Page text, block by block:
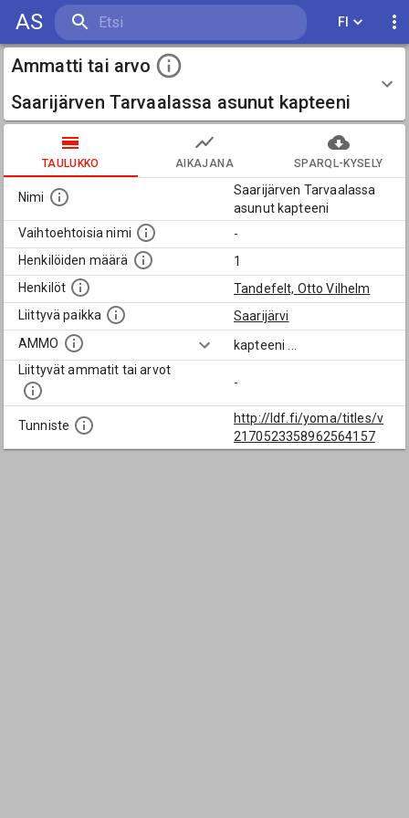
AS FI
Ammatti tai arvo
Saarijärven Tarvaalassa asunut kapteeni
TAULUKKO AIKAJANA SPARQL-KYSELY
Nimi
Saarijärven Tarvaalassa
asunut kapteeni
Vaihtoehtoisia nimi
-
Henkilöiden määrä
1
Henkilöt
Tandefelt, Otto Vilhelm
Liittyvä paikka
Saarijärvi
AMMO
kapteeni
Liittyvät ammatit tai arvot
-
Tunniste
http://ldf.fi/yoma/titles/v
2170523358962564157